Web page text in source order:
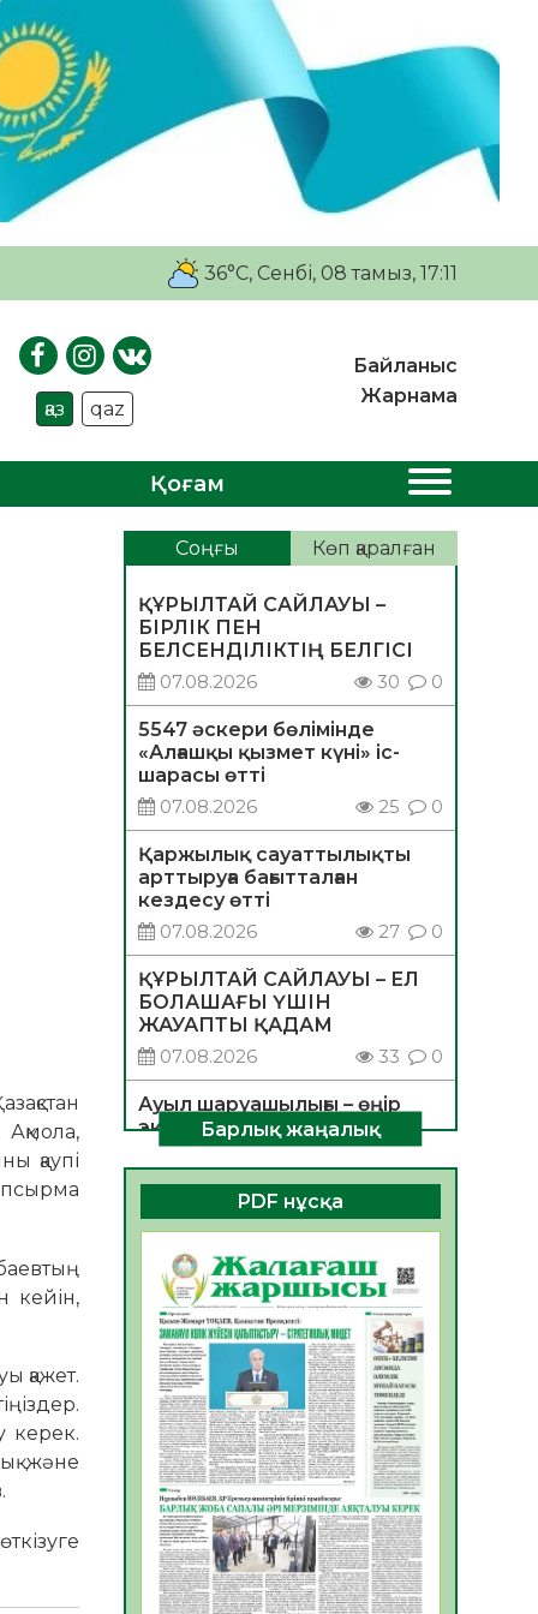
36°C, Сенбі, 08 тамыз, 17:11
қаз qaz
Байланыс
Жарнама
Қоғам
қаупі
кейін,
қажет.
керек.
және
Соңғы Көп қаралған
ҚҰРЫЛТАЙ САЙЛАУЫ –
БІРЛІК ПЕН
БЕЛСЕНДІЛІКТІҢ БЕЛГІСІ
07.08.2026
30 0
5547 әскери бөлімінде
«Алғашқы қызмет күні» іс-
шарасы өтті
07.08.2026
25 0
Қаржылық сауаттылықты
арттыруға бағытталған
кездесу өтті
07.08.2026
27 0
ҚҰРЫЛТАЙ САЙЛАУЫ – ЕЛ
БОЛАШАҒЫ ҮШІН
ЖАУАПТЫ ҚАДАМ
07.08.2026
33 0
Ауыл шаруашылығы – өңір
экономикасының негізгі
тірегі
06.08.2026
41 0
ҚОҒАМДЫҚ БЕЛСЕНДІЛІК –
ЕЛ ДАМУЫНЫҢ НЕГІЗІ
06.08.2026
38
ҚҰРЫЛТАЙ САЙЛАУЫ –
БОЛАШАҚҚА БАСТАР
ЖАУАПТЫ ТАҢДАУ
06.08.2026
40
Инфекциялық ауруларға
қарсы иммундау
жұмыстарының тиімділігі
06.08.2026
43
Көкжөтел ауруы туралы
Барлық жаңалық
PDF нұсқа